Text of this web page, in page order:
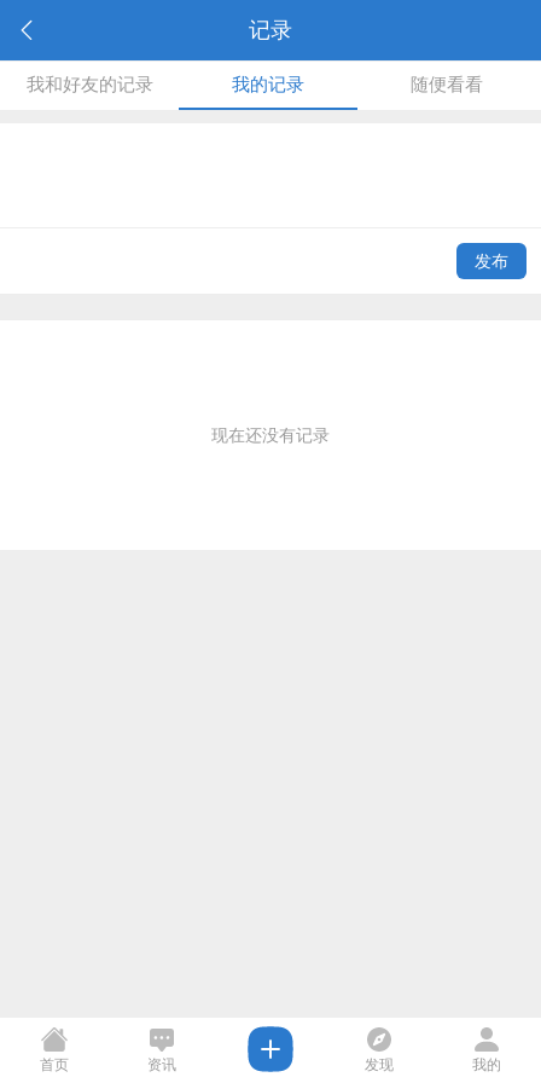
记录
我和好友的记录 我的记录 随便看看
发布
现在还没有记录
首页 资讯 发现 我的